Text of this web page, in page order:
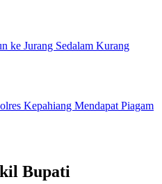
ke Jurang Sedalam Kurang
Kepahiang Mendapat Piagam
Bupati